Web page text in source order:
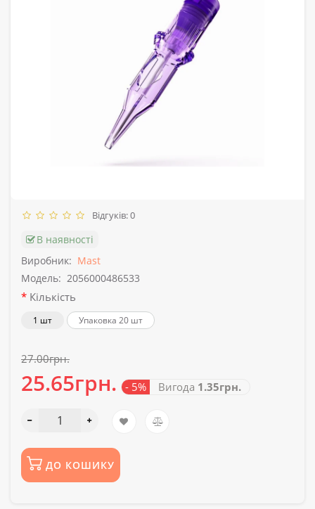
Відгуків: 0
В наявності
Виробник: Mast
Модель: 2056000486533
Кількість
1 шт Упаковка 20 шт
27.00грн.
25.65грн. - 5% Вигода 1.35грн.
ДО КОШИКУ